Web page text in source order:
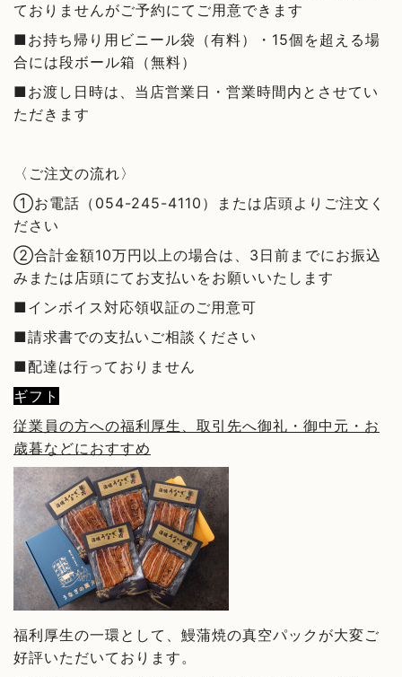
ておりませんがご予約にてご用意できます
■お持ち帰り用ビニール袋（有料）・15個を超える場
合には段ボール箱（無料）
■お渡し日時は、当店営業日・営業時間内とさせてい
ただきます
〈ご注文の流れ〉
①お電話（054-245-4110）または店頭よりご注文く
ださい
②合計金額10万円以上の場合は、3日前までにお振込
みまたは店頭にてお支払いをお願いいたします
■インボイス対応領収証のご用意可
■請求書での支払いご相談ください
■配達は行っておりません
ギフト
従業員の方への福利厚生、取引先へ御礼・御中元・お
歳暮などにおすすめ
福利厚生の一環として、鰻蒲焼の真空パックが大変ご
好評いただいております。